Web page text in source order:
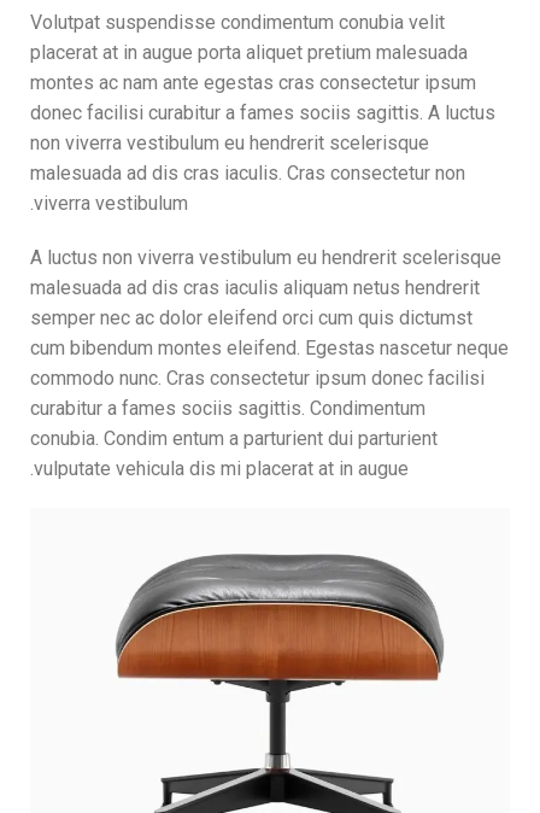
Volutpat suspendisse condimentum conubia velit
placerat at in augue porta aliquet pretium malesuada
montes ac nam ante egestas cras consectetur ipsum
donec facilisi curabitur a fames sociis sagittis. A luctus
non viverra vestibulum eu hendrerit scelerisque
malesuada ad dis cras iaculis. Cras consectetur non
viverra vestibulum.
A luctus non viverra vestibulum eu hendrerit scelerisque
malesuada ad dis cras iaculis aliquam netus hendrerit
semper nec ac dolor eleifend orci cum quis dictumst
cum bibendum montes eleifend. Egestas nascetur neque
commodo nunc. Cras consectetur ipsum donec facilisi
curabitur a fames sociis sagittis. Condimentum
conubia. Condim entum a parturient dui parturient
vulputate vehicula dis mi placerat at in augue.